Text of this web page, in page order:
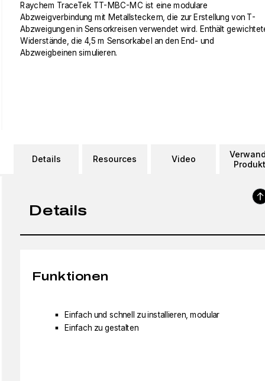
Raychem TraceTek TT-MBC-MC ist eine modulare
Abzweigverbindung mit Metallsteckern, die zur Erstellung von T-
Abzweigungen in Sensorkreisen verwendet wird. Enthält
Widerstände, die 4,5 m Sensorkabel an den End- und
Abzweigbeinen simulieren.
Details Resources Video
Details
Funktionen
Einfach und schnell zu installieren, modular
Einfach zu gestalten